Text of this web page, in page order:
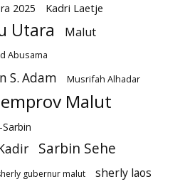
2025
Kadri Laetje
Utara Malut
Abusama
S. Adam Musrifah Alhadar
Malut
Sarbin Sehe
gubernur malut sherly laos